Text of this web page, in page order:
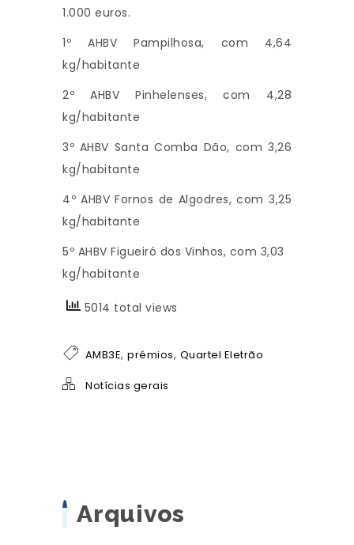
1.000 euros.
1º AHBV Pampilhosa, com 4,64
kg/habitante
2º AHBV Pinhelenses, com 4,28
kg/habitante
3º AHBV Santa Comba Dão, com 3,26
kg/habitante
4º AHBV Fornos de Algodres, com 3,25
kg/habitante
5º AHBV Figueiró dos Vinhos, com 3,03
kg/habitante
5014 total views
AMB3E, prémios, Quartel Eletrão
Notícias gerais
Arquivos